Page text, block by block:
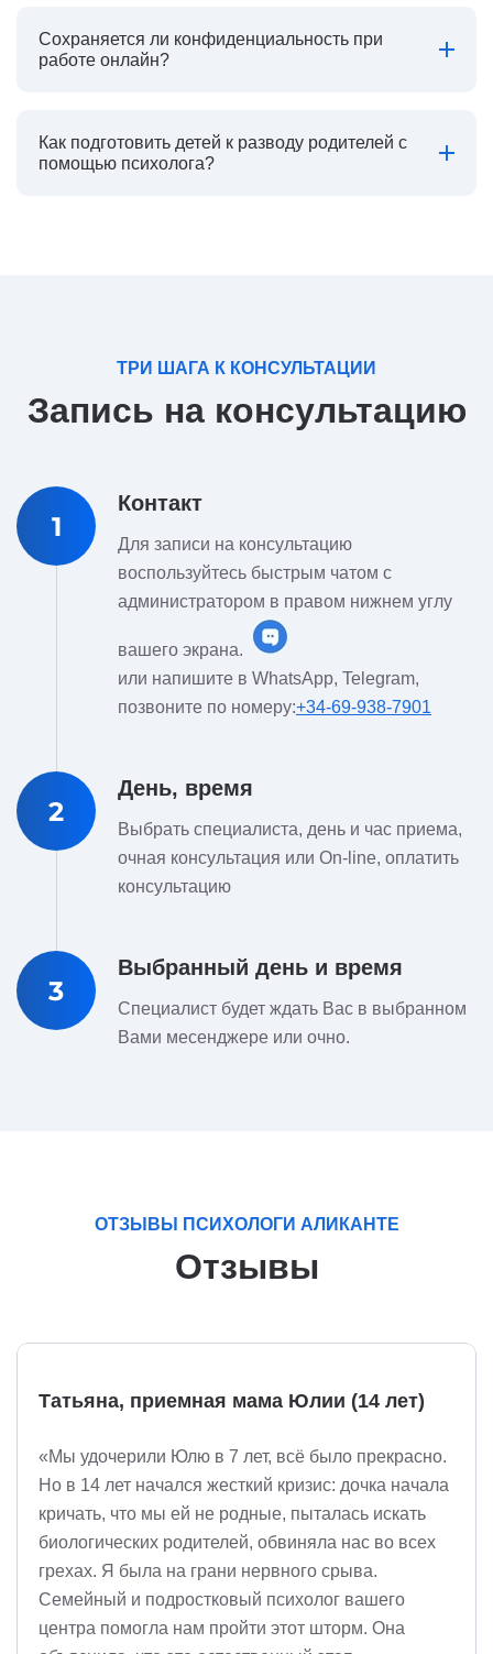
Сохраняется ли конфиденциальность при
работе онлайн?
Как подготовить детей к разводу родителей с
помощью психолога?
ТРИ ШАГА К КОНСУЛЬТАЦИИ
Запись на консультацию
1
Контакт
Для записи на консультацию
воспользуйтесь быстрым чатом с
администратором в правом нижнем углу
вашего экрана.
или напишите в WhatsApp, Telegram,
позвоните по номеру:+34-69-938-7901
2
День, время
Выбрать специалиста, день и час приема,
очная консультация или On-line, оплатить
консультацию
3
Выбранный день и время
Специалист будет ждать Вас в выбранном
Вами месенджере или очно.
ОТЗЫВЫ ПСИХОЛОГИ АЛИКАНТЕ
Отзывы
Татьяна, приемная мама Юлии (14 лет)
«Мы удочерили Юлю в 7 лет, всё было прекрасно.
Но в 14 лет начался жесткий кризис: дочка начала
кричать, что мы ей не родные, пыталась искать
биологических родителей, обвиняла нас во всех
грехах. Я была на грани нервного срыва.
Семейный и подростковый психолог вашего
центра помогла нам пройти этот шторм. Она